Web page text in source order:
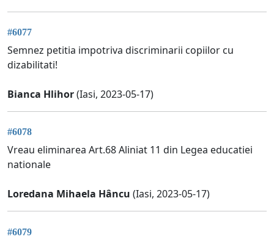
#6077
Semnez petitia impotriva discriminarii copiilor cu
dizabilitati!
Bianca Hlihor(Iasi, 2023-05-17)
#6078
Vreau eliminarea Art.68 Aliniat 11 din Legea educatiei
nationale
Loredana Mihaela Hâncu (Iasi, 2023-05-17)
#6079